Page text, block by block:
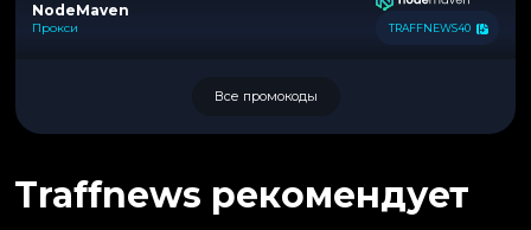
NodeMaven
Прокси TRAFFNEWS40
Все промокоды
Traffnews рекомендует